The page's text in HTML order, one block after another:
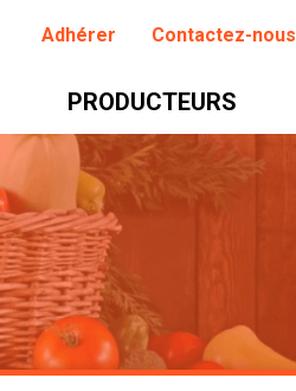
Adhérer Contactez-nous
PRODUCTEURS